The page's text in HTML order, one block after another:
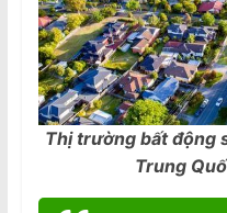
Thị trường bất động
Trung